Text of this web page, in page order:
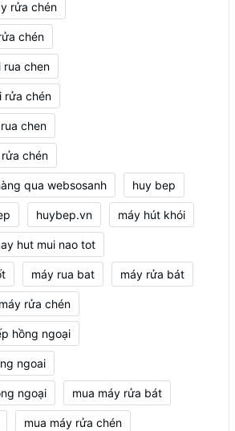
rửa chén
chén
rua chen
rửa chén
chen
chén
qua websosanh huy bep
huybep.vn máy hút khói
hut mui nao tot
máy rua bat máy rửa bát
máy rửa chén
hồng ngoại
ngoai
ngoại mua máy rửa bát
mua máy rửa chén